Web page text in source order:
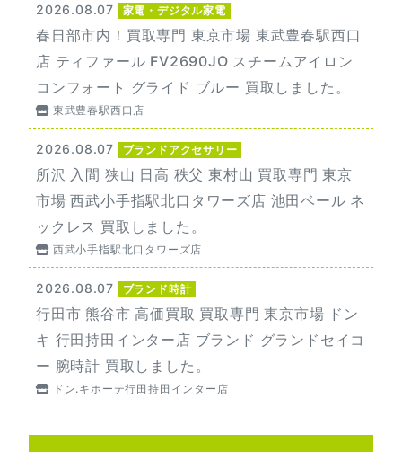
2026.08.07 家電・デジタル家電
春日部市内！買取専門 東京市場 東武豊春駅西口
店 ティファール FV2690JO スチームアイロン
コンフォート グライド ブルー 買取しました。
東武豊春駅西口店
2026.08.07 ブランドアクセサリー
所沢 入間 狭山 日高 秩父 東村山 買取専門 東京
市場 西武小手指駅北口タワーズ店 池田ベール ネ
ックレス 買取しました。
西武小手指駅北口タワーズ店
2026.08.07 ブランド時計
行田市 熊谷市 高価買取 買取専門 東京市場 ドン
キ 行田持田インター店 ブランド グランドセイコ
ー 腕時計 買取しました。
ドン.キホーテ行田持田インター店